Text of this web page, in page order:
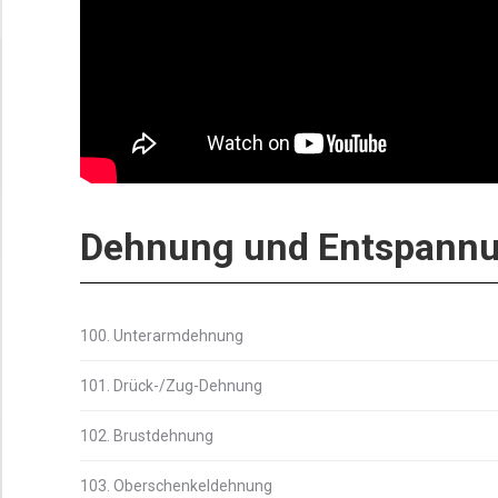
Dehnung und
100. Unterarmdehnung
101. Drück-/Zug-Dehnung
102. Brustdehnung
103. Oberschenkeldehnung